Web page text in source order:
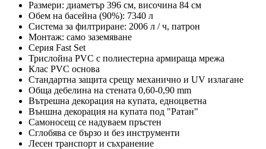
Размери: диаметър 396 см, височина 84 см
Обем на басейна (90%): 7340 л
Система за филтриране: 2006 л / ч, патрон
Монтаж: само заземяване
Серия Fast Set
Трислойна PVC с полиестерна армираща мрежа
Клас PVC основа
Стандартна защита срещу механично и UV излагане
Обща дебелина на стената 0,60-0,90 mm
Вътрешна декорация на купата, едноцветна
Външна декорация на купата под "Ратан"
Самоносещ се надуваем пръстен
Сглобява се бързо и без инструменти
Лесен транспорт и съхранение